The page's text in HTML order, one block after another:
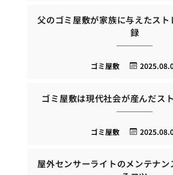
父のゴミ屋敷が家族に与えたス
録
ゴミ屋敷
ゴミ屋敷は現代社会が産んだス
ゴミ屋敷
屋外センサーライトのメンテナ